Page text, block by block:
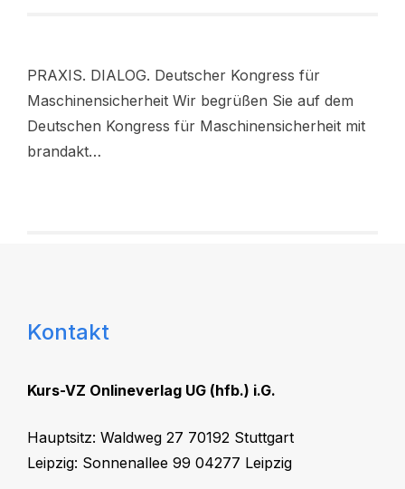
PRAXIS. DIALOG. Deutscher Kongress für
Maschinensicherheit Wir begrüßen Sie auf dem
Deutschen Kongress für Maschinensicherheit mit
brandakt…
Kontakt
Kurs-VZ Onlineverlag UG (hfb.) i.G.
Hauptsitz: Waldweg 27 70192 Stuttgart
Leipzig: Sonnenallee 99 04277 Leipzig